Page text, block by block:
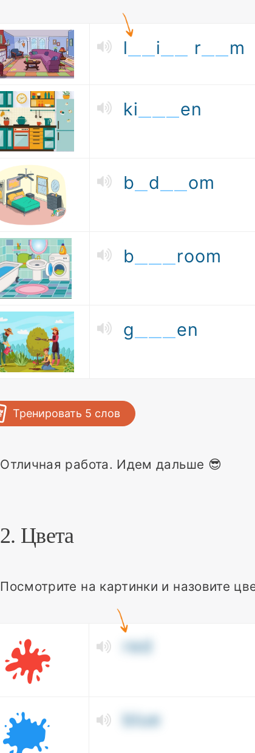
l i r m
ki en
b d om
b room
g en
Тренировать 5 слов
Отличная работа. Идем дальше 😎
2. Цвета
Посмотрите на картинки и назовите
red
blue